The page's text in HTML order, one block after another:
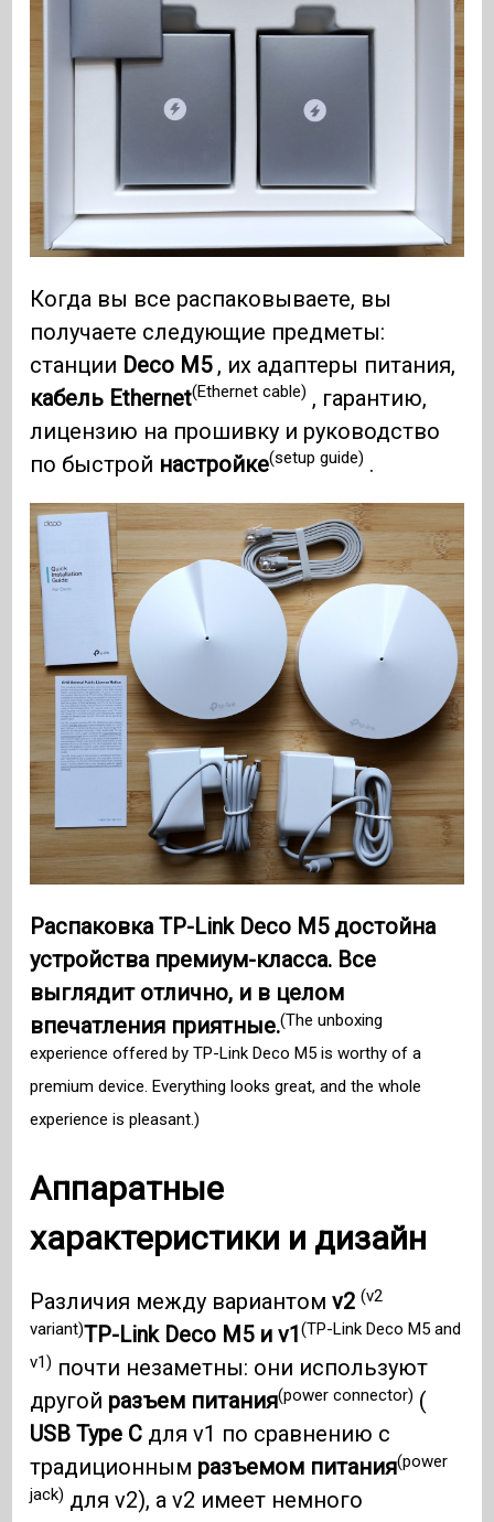
Когда вы все распаковываете, вы
получаете следующие предметы:
станции Deco M5, их адаптеры питания,
кабель Ethernet(Ethernet cable) , гарантию,
лицензию на прошивку и руководство
по быстрой настройке(setup guide) .
Распаковка TP-Link Deco M5 достойна
устройства премиум-класса. Все
выглядит отлично, и в целом
впечатления приятные.(The unboxing
experience offered by TP-Link Deco M5 is worthy of a
premium device. Everything looks great, and the whole
experience is pleasant.)
Аппаратные
характеристики и дизайн
Различия между вариантомv2(v2
variant)TP-Link Deco M5 и v1(TP-Link Deco M5 and
v1) почти незаметны: они используют
другой разъем питания(power connector) (
USB Type C для v1 по сравнению с
традиционным разъемом питания(power
jack) для v2), а v2 имеет немного